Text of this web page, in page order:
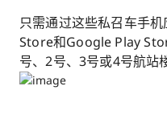
只需通过这些私召车手
Store和Google Play
号、2号、3号或4号航站